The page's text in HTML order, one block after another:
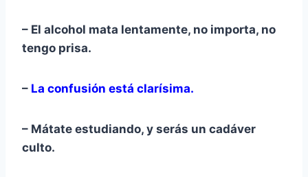
– El alcohol mata lentamente, no importa, no
tengo prisa.
– La confusión está clarísima.
– Mátate estudiando, y serás un cadáver
culto.